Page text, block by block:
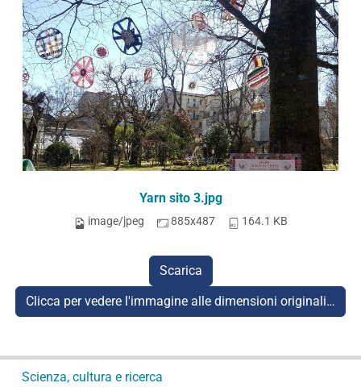
Yarn sito 3.jpg
image/jpeg 885x487 164.1 KB
Scarica
Clicca per vedere l'immagine alle dimensioni originali…
Scienza, cultura e ricerca